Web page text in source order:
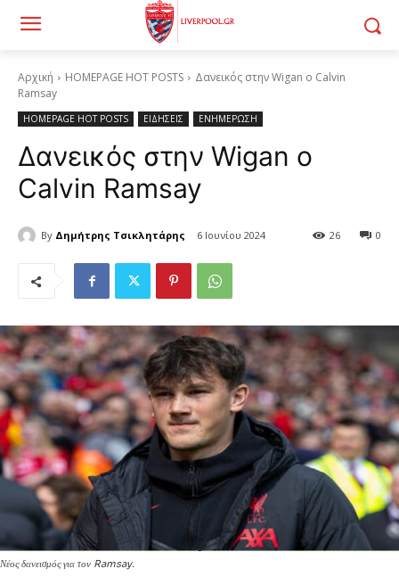
Αρχική HOMEPAGE HOT POSTS
Δανεικός στην Wigan ο Calvin
Ramsay
HOMEPAGE HOT POSTS ΕΙΔΗΣΕΙΣ ΕΝΗΜΕΡΩΣΗ
Δανεικός στην Wigan ο
Calvin Ramsay
By Δημήτρης Τσικλητάρης 6 Ιουνίου 2024 0
26
Νέος δανεισμός για τον Ramsay.